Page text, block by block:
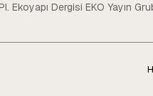
Ekoyapı Dergisi EKO Yayın